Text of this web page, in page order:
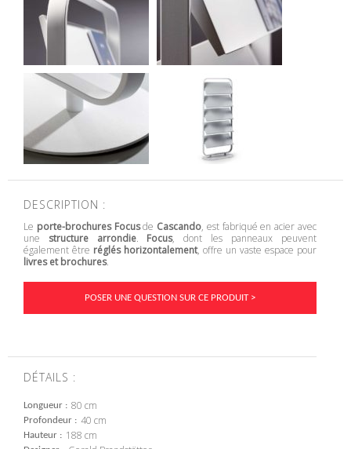
DESCRIPTION :
Le porte-brochures Focusde Cascando, est fabriqué en acier avec
une structure arrondie. Focus, dont les panneaux peuvent
également être réglés horizontalement, offre un vaste espace pour
livres et brochures.
POSER UNE QUESTION SUR CE PRODUIT >
DÉTAILS :
Longueur 80 cm
Profondeur 40 cm
Hauteur 188 cm